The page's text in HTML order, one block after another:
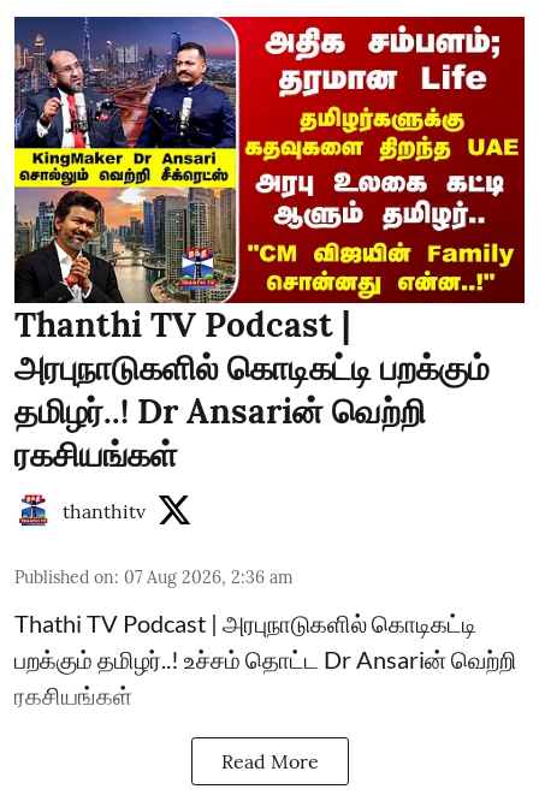
Thanthi TV Podcast |
அரபுநாடுகளில் கொடிகட்டி பறக்கும்
தமிழர்..! Dr Ansariன் வெற்றி
ரகசியங்கள்
thanthitv
Published on: 07 Aug 2026, 2:36 am
Thathi TV Podcast | அரபுநாடுகளில் கொடிகட்டி
பறக்கும் தமிழர்..! உச்சம் தொட்ட Dr Ansariன் வெற்றி
ரகசியங்கள்
Read More